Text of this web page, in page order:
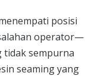
posisi
operator—
tidak sempurna
seaming yang